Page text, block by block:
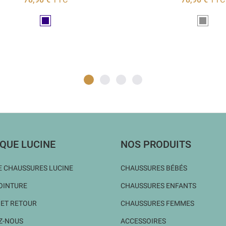
Marine Gris
LUCINE
CHAUSSURES LUCINE
RETOUR
NOUS
NOS PRODUITS
CHAUSSURES BÉBÉS
CHAUSSURES ENFANTS
CHAUSSURES FEMMES
ACCESSOIRES